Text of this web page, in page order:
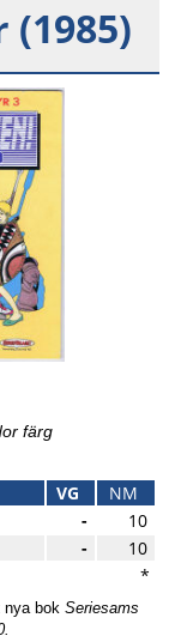
(1985)
färg
VG
NM
-
10
-
10
*
nya bok Seriesams